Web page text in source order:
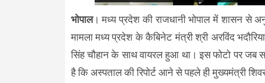
भोपाल। मध्य प्रदेश की राजधानी भोपाल में शासन से
मामला मध्य प्रदेश के कैबिनेट मंत्री श्री अरविंद
सिंह चौहान के साथ वायरल हुआ था। इस फोटो पर जब
है कि अस्पताल की रिपोर्ट आने से पहले ही मुख्यमंत्री